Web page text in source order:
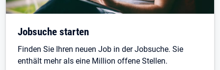
Jobsuche starten
Finden Sie Ihren neuen Job in der Jobsuche. Sie
enthält mehr als eine Million offene Stellen.